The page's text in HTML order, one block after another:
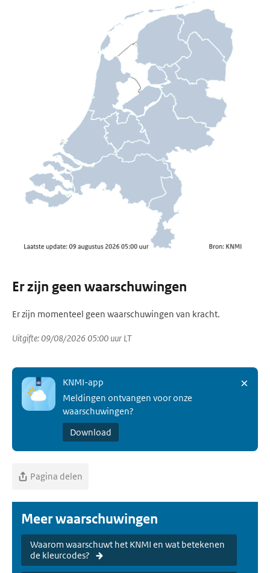
Er zijn geen waarschuwingen
Er zijn momenteel geen waarschuwingen van kracht.
Uitgifte: 09/08/2026 05:00 uur LT
×
KNMI-app
Meldingen ontvangen voor onze
waarschuwingen?
Download
Pagina delen
Meer waarschuwingen
Waarom waarschuwt het KNMI en wat betekenen
de kleurcodes?